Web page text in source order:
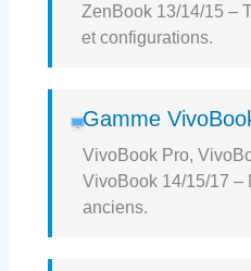
ZenBook 13/14/15 –
et configurations.
Gamme
VivoBook Pro,
VivoBook 14/15/17 –
anciens.